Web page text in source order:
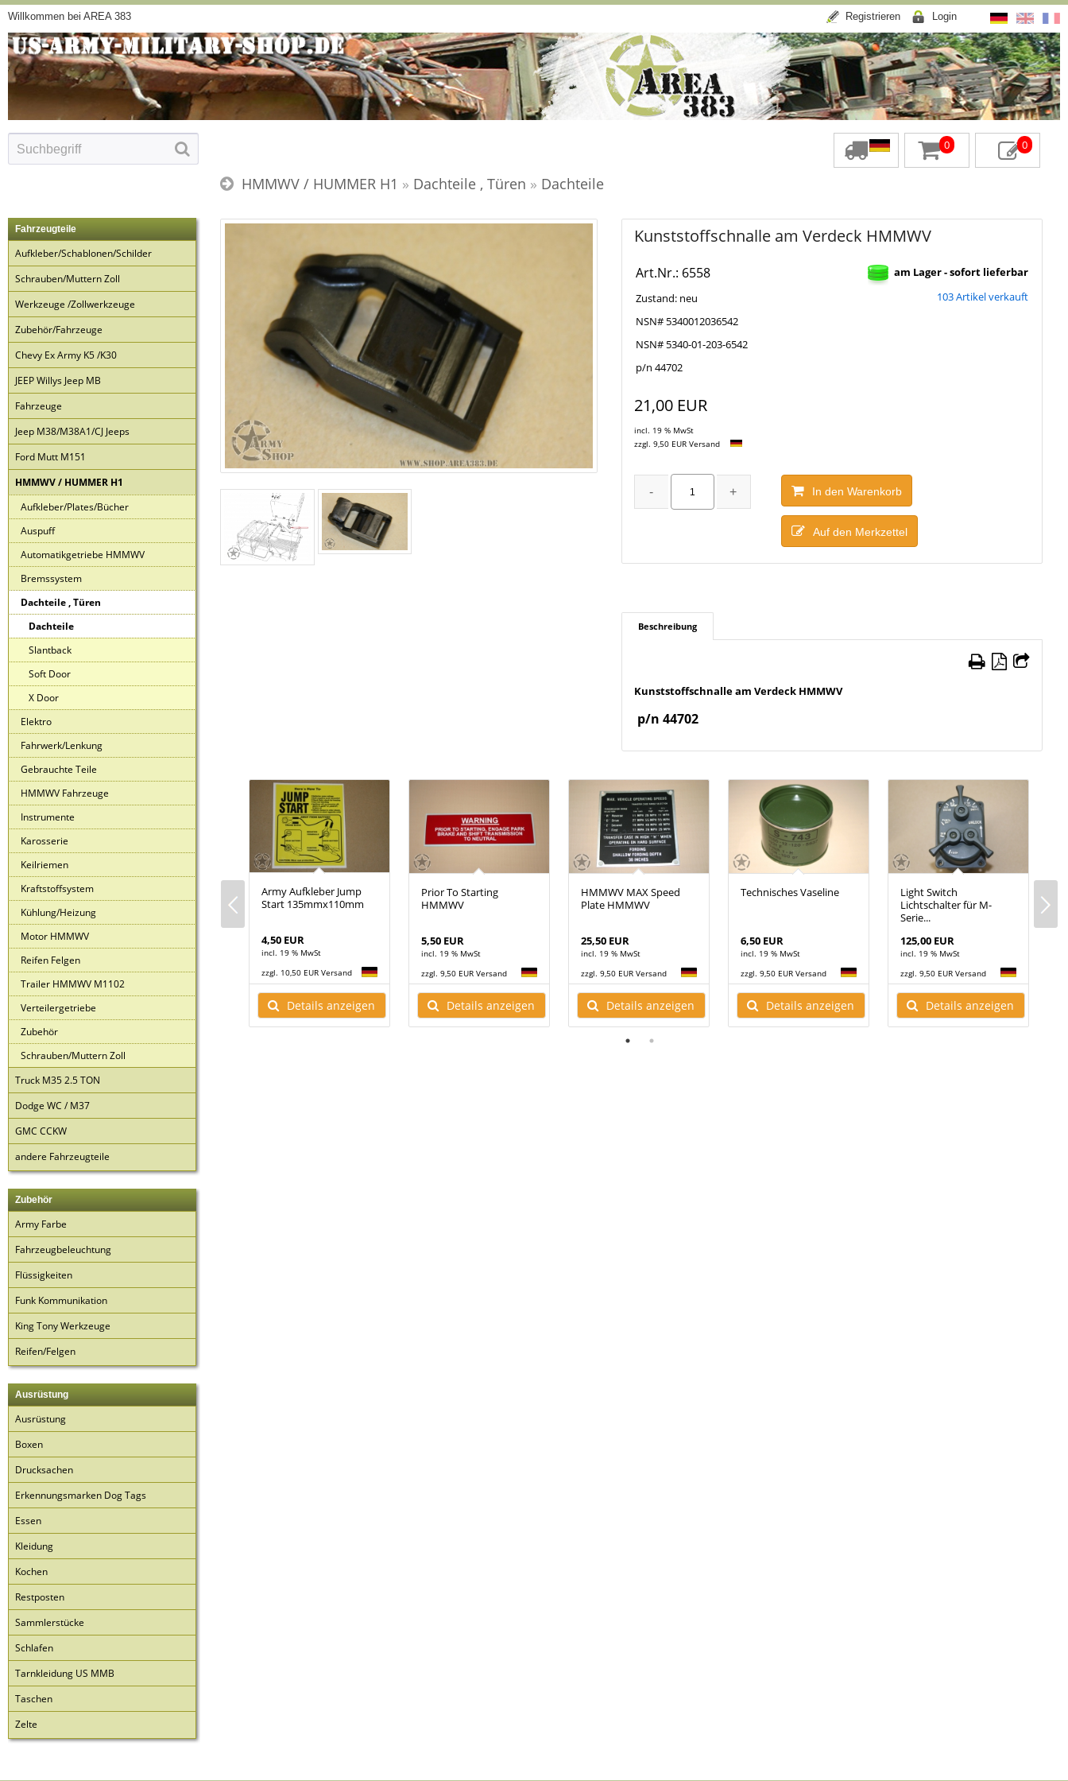
Willkommen bei AREA 383 Registrieren Login
0 0
HMMWV / HUMMER H1 » Dachteile , Türen » Dachteile
Fahrzeugteile
Aufkleber/Schablonen/Schilder
Schrauben/Muttern Zoll
Werkzeuge /Zollwerkzeuge
Zubehör/Fahrzeuge
Chevy Ex Army K5 /K30
JEEP Willys Jeep MB
Fahrzeuge
Jeep M38/M38A1/CJ Jeeps
Ford Mutt M151
HMMWV / HUMMER H1
Aufkleber/Plates/Bücher
Auspuff
Automatikgetriebe HMMWV
Bremssystem
Dachteile , Türen
Dachteile
Slantback
Soft Door
X Door
Elektro
Fahrwerk/Lenkung
Gebrauchte Teile
HMMWV Fahrzeuge
Instrumente
Karosserie
Keilriemen
Kraftstoffsystem
Kühlung/Heizung
Motor HMMWV
Reifen Felgen
Trailer HMMWV M1102
Verteilergetriebe
Zubehör
Schrauben/Muttern Zoll
Truck M35 2.5 TON
Dodge WC / M37
GMC CCKW
andere Fahrzeugteile
Zubehör
Army Farbe
Fahrzeugbeleuchtung
Flüssigkeiten
Funk Kommunikation
King Tony Werkzeuge
Reifen/Felgen
Ausrüstung
Ausrüstung
Boxen
Drucksachen
Erkennungsmarken Dog Tags
Essen
Kleidung
Kochen
Restposten
Sammlerstücke
Schlafen
Tarnkleidung US MMB
Taschen
Zelte
Kunststoffschnalle am Verdeck HMMWV
Art.Nr.: 6558
Zustand: neu
NSN# 5340012036542
NSN# 5340-01-203-6542
p/n 44702
am Lager - sofort lieferbar
103 Artikel verkauft
21,00 EUR
incl. 19 % MwSt
zzgl. 9,50 EUR Versand
In den Warenkorb
Auf den Merkzettel
Beschreibung
Kunststoffschnalle am Verdeck HMMWV
p/n 44702
H1
11"
anzeigen
Identification Plate für
Details anzeigen
Army Aufkleber Jump
Start 135mmx110mm
4,50 EUR
incl. 19 % MwSt
zzgl. 10,50 EUR Versand
Details anzeigen
Prior To Starting
HMMWV
5,50 EUR
incl. 19 % MwSt
zzgl. 9,50 EUR Versand
Details anzeigen
HMMWV MAX Speed
Plate HMMWV
25,50 EUR
incl. 19 % MwSt
zzgl. 9,50 EUR Versand
Details anzeigen
Technisches Vaseline
6,50 EUR
incl. 19 % MwSt
zzgl. 9,50 EUR Versand
Details anzeigen
Light Switch
Lichtschalter für M-
Serie...
125,00 EUR
incl. 19 % MwSt
zzgl. 9,50 EUR Versand
Details anzeigen